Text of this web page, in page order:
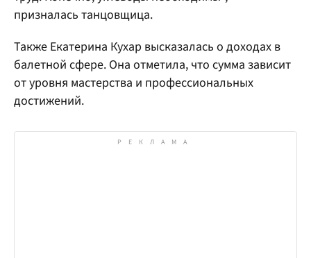
призналась танцовщица.
Также Екатерина Кухар высказалась о доходах в
балетной сфере. Она отметила, что сумма зависит
от уровня мастерства и профессиональных
достижений.